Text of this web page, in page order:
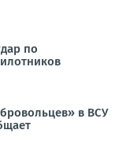
по
в ВСУ